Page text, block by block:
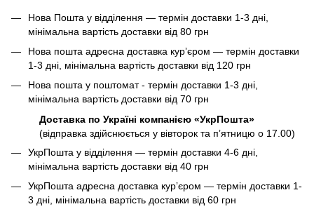
Нова Пошта у відділення — термін доставки 1-3 дні,
мінімальна вартість доставки від 80 грн
Нова пошта адресна доставка курʼєром — термін доставки
1-3 дні, мінімальна вартість доставки від 120 грн
Нова пошта у поштомат - термін доставки 1-3 дні,
мінімальна вартість доставки від 70 грн
Доставка по Україні компанією «УкрПошта»
(відправка здійснюється у вівторок та пʼятницю о 17.00)
УкрПошта у відділення — термін доставки 4-6 дні,
мінімальна вартість доставки від 40 грн
УкрПошта адресна доставка курʼєром — термін доставки 1-
3 дні, мінімальна вартість доставки від 60 грн